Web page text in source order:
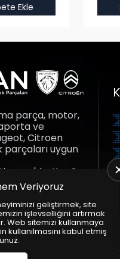
Ekle
parça, motor,
ve
Citroen
parçaları uygun
Kredi
ile yedek
gelsin.
Veriyoruz
geliştirmek, site
işlevselliğini artırmak
Web sitemizi kullanmaya
kabul etmiş